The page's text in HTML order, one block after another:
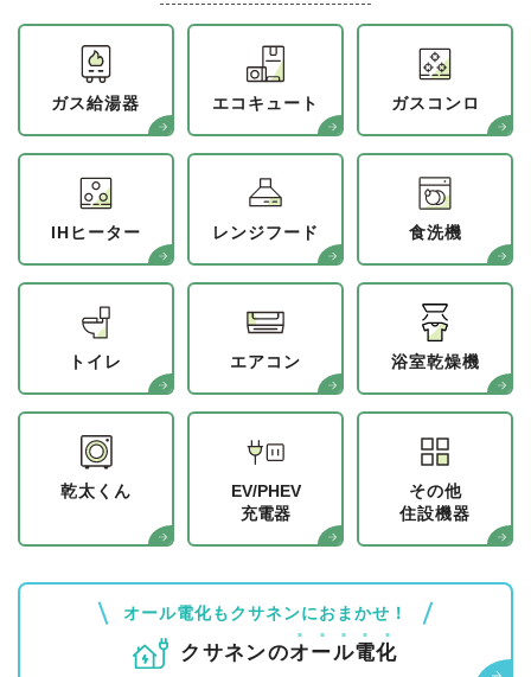
ガス給湯器 エコキュート ガスコンロ
IHヒーター レンジフード 食洗機
トイレ エアコン 浴室乾燥機
乾太くん
EV/PHEV
充電器
その他
住設機器
オール電化もクサネンにおまかせ！
クサネンのオール電化